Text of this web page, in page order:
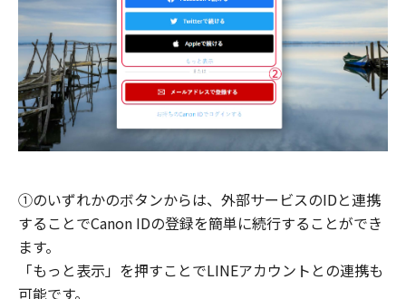
①のいずれかのボタンからは、外部サービスのIDと連携
することでCanon IDの登録を簡単に続行することができ
ます。
「もっと表示」を押すことでLINEアカウントとの連携も
可能です。